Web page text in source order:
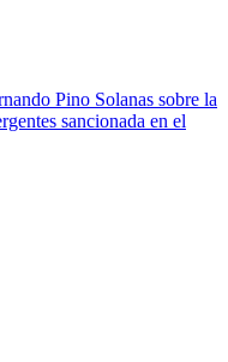
Pino Solanas sobre la
sancionada en el